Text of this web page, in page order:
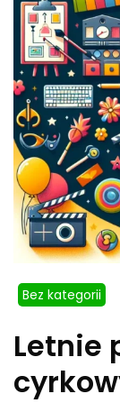
Bez kategorii
Letnie